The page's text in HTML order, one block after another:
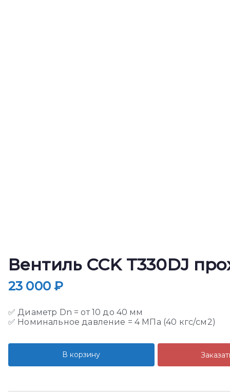
Вентиль CCK T330DJ
23 000₽
✅ Диаметр Dn = от 10 до 40 мм
✅ Номинальное давление = 4 МПа (40 кгс/см2)
В корзину